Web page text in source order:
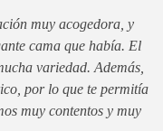
muy acogedora, y
cama que había. El
variedad. Además,
por lo que te permitía
muy contentos y muy